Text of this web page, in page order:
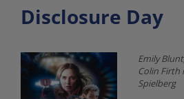
Disclosure Day
Emily
Colin Firth
Spielberg